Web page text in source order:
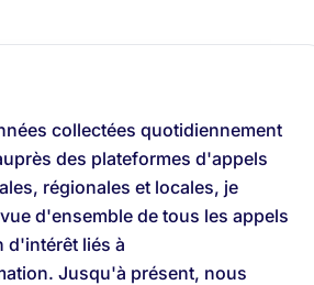
collectées quotidiennement
des plateformes d'appels
régionales et locales, je
d'ensemble de tous les appels
d'intérêt liés à
Jusqu'à présent, nous